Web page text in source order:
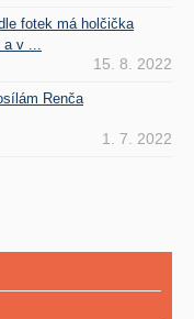
fotek má holčička
a v ...
15. 8. 2022
Renča
1. 7. 2022